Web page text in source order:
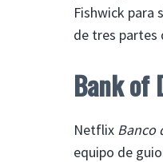
Fishwick para
de tres partes
Bank of
Netflix Banco
equipo de